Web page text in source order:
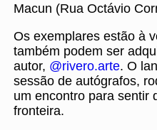
Macun (Rua Octávio
Os exemplares estão à
também podem ser
autor, @rivero.arte. O
sessão de autógrafos,
um encontro para sentir
fronteira.